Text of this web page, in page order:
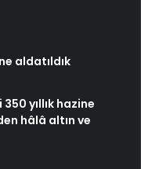
aldatıldık
yıllık hazine
hâlâ altın ve